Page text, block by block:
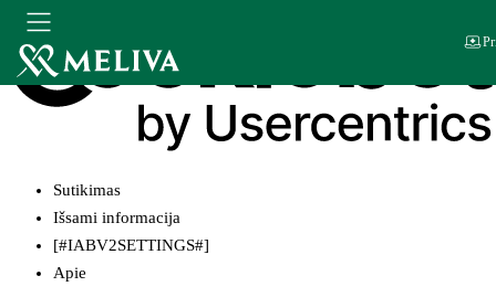
Sutikimas
Išsami informacija
[#IABV2SETTINGS#]
Apie